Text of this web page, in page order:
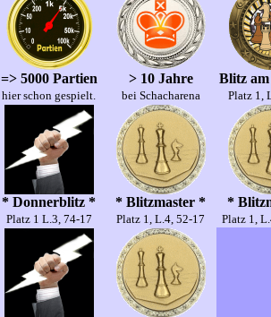
=> 5000 Partien
hier schon gespielt.
> 10 Jahre
bei Schacharena
Blitz
Platz 1,
* Donnerblitz *
Platz 1 L.3, 74-17
* Blitzmaster *
Platz 1, L.4, 52-17
*
Platz 1,